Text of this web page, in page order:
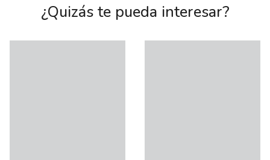
¿Quizás te pueda interesar?